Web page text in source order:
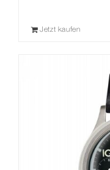
Jetzt kaufen